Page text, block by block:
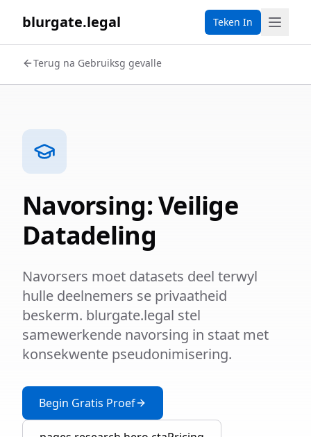
blurgate.legal Teken In
Terug na Gebruiksg gevalle
Navorsing: Veilige
Datadeling
Navorsers moet datasets deel terwyl
hulle deelnemers se privaatheid
beskerm. blurgate.legal stel
samewerkende navorsing in staat met
konsekwente pseudonimisering.
Begin Gratis Proef